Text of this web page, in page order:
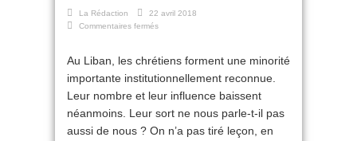
La Rédaction
22 avril 2018
Commentaires fermés
chrétiens
en
?
Au Liban, les chrétiens forment une minorité
importante institutionnellement reconnue.
Leur nombre et leur influence baissent
néanmoins. Leur sort ne nous parle-t-il pas
aussi de nous ? On n’a pas tiré leçon, en